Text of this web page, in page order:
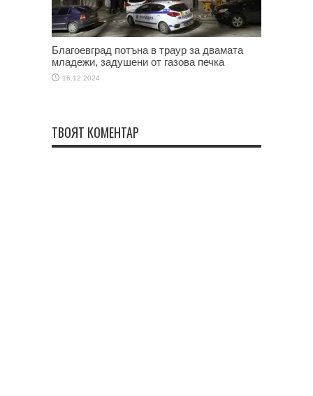
Благоевград потъна в траур за двамата
младежи, задушени от газова печка
16.12.2024
ТВОЯТ КОМЕНТАР